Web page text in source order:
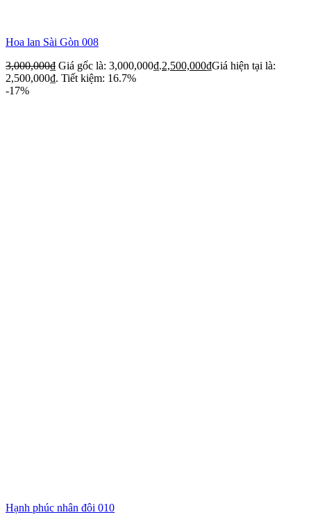
Hoa lan Sài Gòn 008
3,000,000₫ Giá gốc là: 3,000,000₫.2,500,000₫Giá hiện tại là:
2,500,000₫. Tiết kiệm: 16.7%
-17%
Hạnh phúc nhân đôi 010